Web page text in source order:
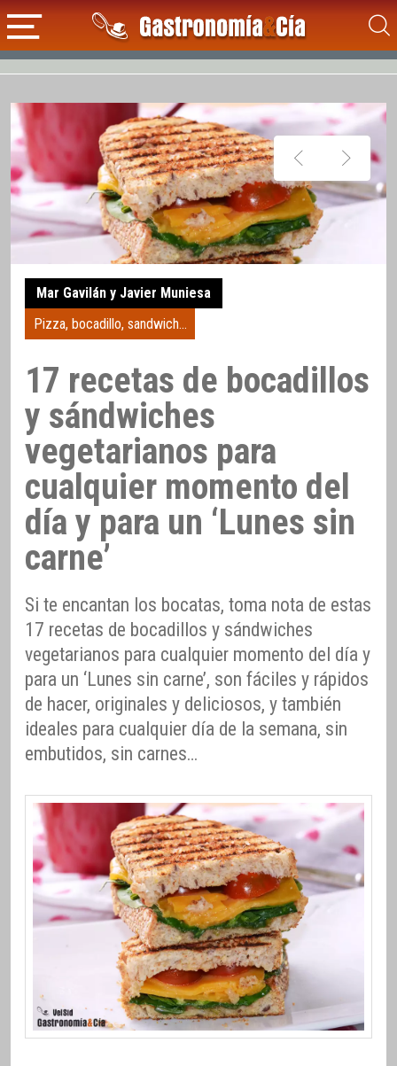
Mar Gavilán y Javier Muniesa
Pizza, bocadillo, sandwich...
17 recetas de bocadillos
y sándwiches
vegetarianos para
cualquier momento del
día y para un ‘Lunes sin
carne’
Si te encantan los bocatas, toma nota de estas
17 recetas de bocadillos y sándwiches
vegetarianos para cualquier momento del día y
para un ‘Lunes sin carne’, son fáciles y rápidos
de hacer, originales y deliciosos, y también
ideales para cualquier día de la semana, sin
embutidos, sin carnes…